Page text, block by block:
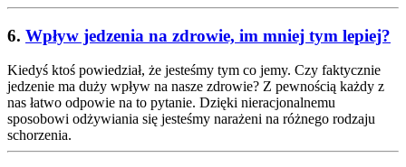
6. Wpływ jedzenia na zdrowie, im mniej tym lepiej?
Kiedyś ktoś powiedział, że jesteśmy tym co jemy. Czy faktycznie
jedzenie ma duży wpływ na nasze zdrowie? Z pewnością każdy z
nas łatwo odpowie na to pytanie. Dzięki nieracjonalnemu
sposobowi odżywiania się jesteśmy narażeni na różnego rodzaju
schorzenia.